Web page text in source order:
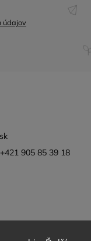
905 85 39 18
údajov